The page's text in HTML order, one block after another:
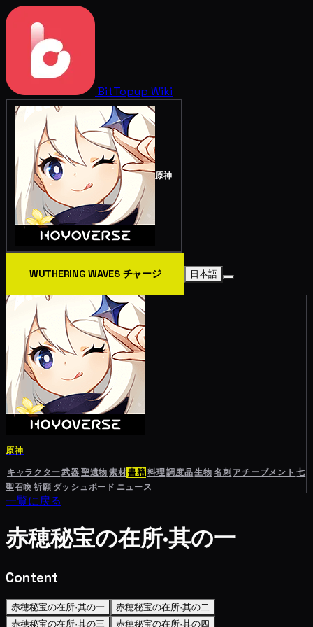
BitTopup Wiki
原神
WUTHERING WAVES チャージ 日本語
原神
キャラクター武器聖遺物素材書籍料理調度品生物名刺 アチーブメント 七
聖召喚祈願 ダッシュボード ニュース
一覧に戻る
赤穂秘宝の在所·其の一
Content
赤穂秘宝の在所·其の一
赤穂秘宝の在所·其の二
赤穂秘宝の在所·其の三
赤穂秘宝の在所·其の四